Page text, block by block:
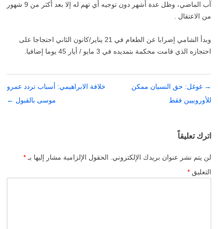
آب الماضي، وظل عدة أشهر دون توجيه أي تهم له إلا بعد أكثر من 9 شهور
من الاعتقال .
وبدأ الشامي إضرابا عن الطعام في 21 يناير/كانون الثاني احتجاجا على
احتجازه الذي قامت محكمة بتمديده في 3 مايو / أيار 45 يوما إضافيا.
تصفّح
المقالات
→ غوغل: حق النسيان ممكن
للأوروبيين فقط
خلافة الابراهيمي: أسباب تردد عمرو
موسى بالقبول ←
اترك تعليقاً
لن يتم نشر عنوان بريدك الإلكتروني. الحقول الإلزامية مشار إليها بـ *
التعليق *